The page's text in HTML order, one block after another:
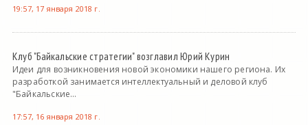
19:57, 17 января 2018 г.
Клуб "Байкальские стратегии" возглавил Юрий Курин
Идеи для возникновения новой экономики нашего региона. Их
разработкой занимается интеллектуальный и деловой клуб
"Байкальские...
17:57, 16 января 2018 г.